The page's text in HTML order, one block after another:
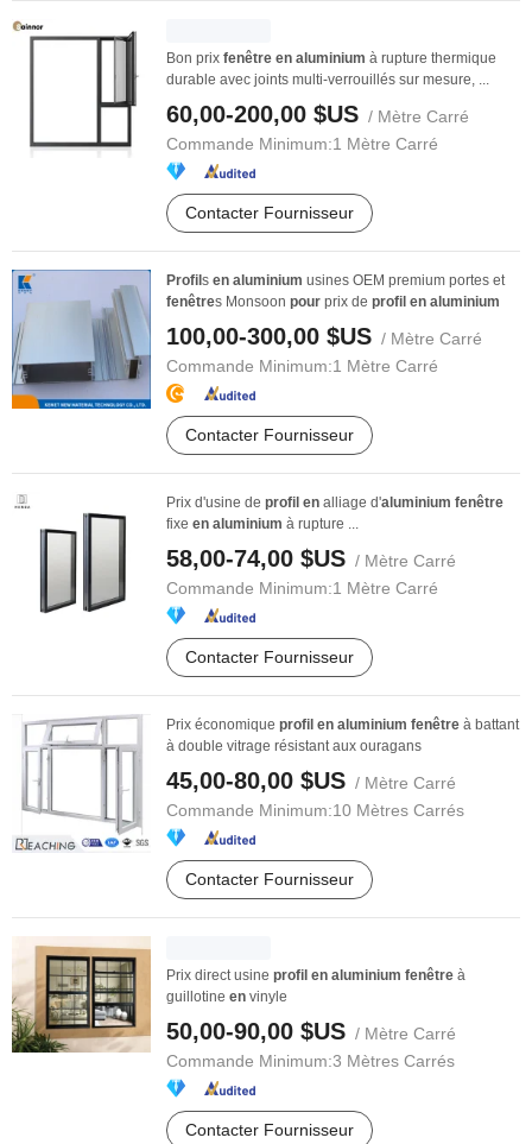
Bon prix fenêtre en aluminium à rupture thermique
durable avec joints multi-verrouillés sur mesure, ...
60,00-200,00 $US / Mètre Carré
Commande Minimum:1 Mètre Carré
Contacter Fournisseur
Profil s en aluminium usines OEM premium portes et
fenêtres Monsoon pour prix de profil en aluminium
100,00-300,00 $US / Mètre Carré
Commande Minimum:1 Mètre Carré
Contacter Fournisseur
Prix d'usine de profil en alliage d'aluminium fenêtre
fixe en aluminium à rupture ...
58,00-74,00 $US / Mètre Carré
Commande Minimum:1 Mètre Carré
Contacter Fournisseur
Prix économique profil en aluminium fenêtre à battant
à double vitrage résistant aux ouragans
45,00-80,00 $US / Mètre Carré
Commande Minimum:10 Mètres Carrés
Contacter Fournisseur
Prix direct usine profil en aluminium fenêtre à
guillotine en vinyle
50,00-90,00 $US / Mètre Carré
Commande Minimum:3 Mètres Carrés
Contacter Fournisseur